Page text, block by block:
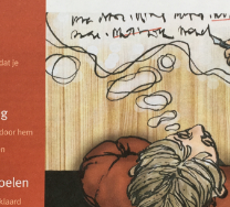
kracht van draaiende stoelen’:
over de methode van de
School voor Schrijftraining in
Tekstblad.